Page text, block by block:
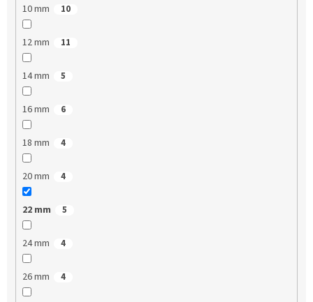
10 mm 10
12 mm 11
14 mm 5
16 mm 6
18 mm 4
20 mm 4
22 mm 5
24 mm 4
26 mm 4